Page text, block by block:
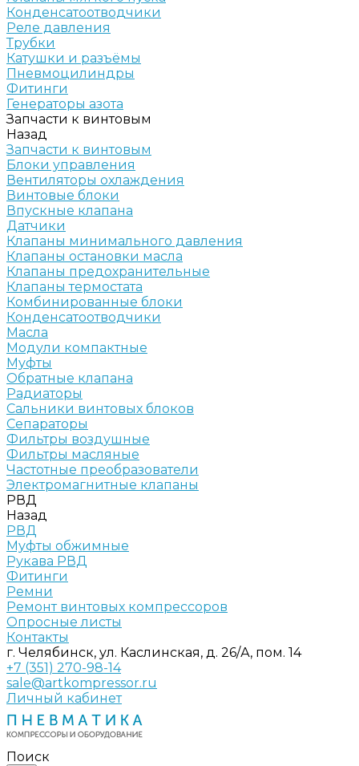
Конденсатоотводчики
Реле давления
Трубки
Катушки и разъёмы
Пневмоцилиндры
Фитинги
Генераторы азота
Запчасти к винтовым
Назад
Запчасти к винтовым
Блоки управления
Вентиляторы охлаждения
Винтовые блоки
Впускные клапана
Датчики
Клапаны минимального давления
Клапаны остановки масла
Клапаны предохранительные
Клапаны термостата
Комбинированные блоки
Конденсатоотводчики
Масла
Модули компактные
Муфты
Обратные клапана
Радиаторы
Сальники винтовых блоков
Сепараторы
Фильтры воздушные
Фильтры масляные
Частотные преобразователи
Электромагнитные клапаны
РВД
Назад
РВД
Муфты обжимные
Рукава РВД
Фитинги
Ремни
Ремонт винтовых компрессоров
Опросные листы
Контакты
г. Челябинск, ул. Каслинская, д. 26/А, пом. 14
+7 (351) 270-98-14
sale@artkompressor.ru
Личный кабинет
Поиск